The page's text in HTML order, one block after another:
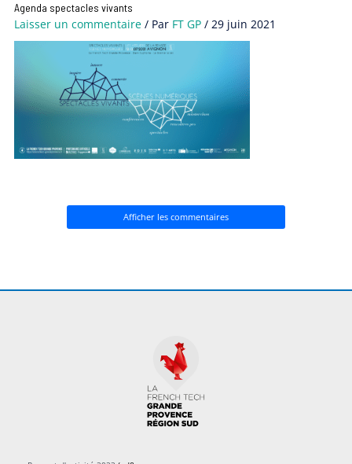
Agenda spectacles vivants
Laisser un commentaire / Par FT GP/29 juin 2021
Afficher les commentaires